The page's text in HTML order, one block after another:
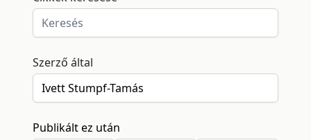
Szerző által
Publikált ez után